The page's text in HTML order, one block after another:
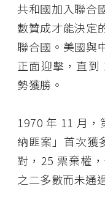
共和國加入聯合
數贊成才能決定
聯合國。美國與
正面迎擊，直到
勢獲勝。
1970 年 11 月
納匪案」首次獲
對，25 票棄權
之二多數而未通